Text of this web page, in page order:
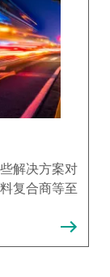
解决方案对
复合商等至